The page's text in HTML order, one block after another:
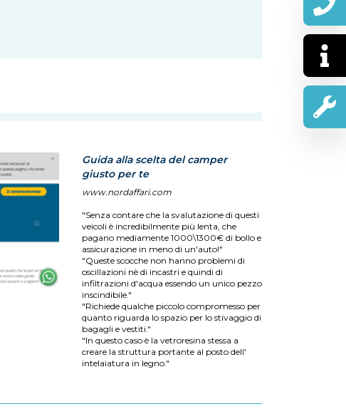
Guida alla scelta del camper
giusto per te
www.nordaffari.com
"Senza contare che la svalutazione di questi
veicoli è incredibilmente più lenta, che
pagano mediamente 1000\1300€ di bollo e
assicurazione in meno di un'auto!"
"Queste scocche non hanno problemi di
oscillazioni nè di incastri e quindi di
infiltrazioni d'acqua essendo un unico pezzo
inscindibile."
"Richiede qualche piccolo compromesso per
quanto riguarda lo spazio per lo stivaggio di
bagagli e vestiti."
"In questo caso è la vetroresina stessa a
creare la struttura portante al posto dell'
intelaiatura in legno."